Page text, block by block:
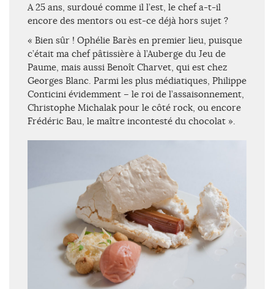
A 25 ans, surdoué comme il l’est, le chef a-t-il
encore des mentors ou est-ce déjà hors sujet ?
« Bien sûr ! Ophélie Barès en premier lieu, puisque
c’était ma chef pâtissière à l’Auberge du Jeu de
Paume, mais aussi Benoît Charvet, qui est chez
Georges Blanc. Parmi les plus médiatiques, Philippe
Conticini évidemment – le roi de l’assaisonnement,
Christophe Michalak pour le côté rock, ou encore
Frédéric Bau, le maître incontesté du chocolat ».